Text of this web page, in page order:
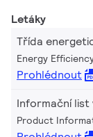
Letáky
Třída
Energy
Prohlédnout
Informační list
Product